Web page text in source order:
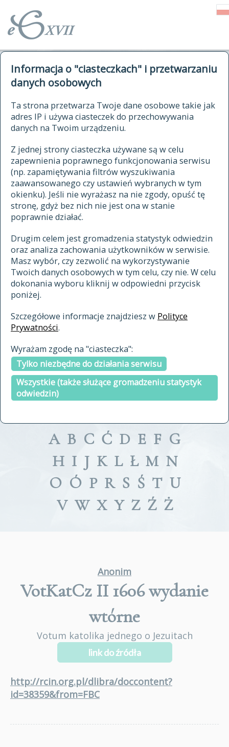
Informacja o "ciasteczkach" i przetwarzaniu
danych osobowych
Ta strona przetwarza Twoje dane osobowe takie jak
adres IP i używa ciasteczek do przechowywania
danych na Twoim urządzeniu.
Z jednej strony ciasteczka używane są w celu
zapewnienia poprawnego funkcjonowania serwisu
(np. zapamiętywania filtrów wyszukiwania
zaawansowanego czy ustawień wybranych w tym
okienku). Jeśli nie wyrażasz na nie zgody, opuść tę
stronę, gdyż bez nich nie jest ona w stanie
poprawnie działać.
Drugim celem jest gromadzenia statystyk odwiedzin
oraz analiza zachowania użytkowników w serwisie.
Masz wybór, czy zezwolić na wykorzystywanie
Twoich danych osobowych w tym celu, czy nie. W celu
dokonania wyboru kliknij w odpowiedni przycisk
poniżej.
Szczegółowe informacje znajdziesz w Polityce
Prywatności.
Wyrażam zgodę na "ciasteczka":
Tylko niezbędne do działania serwisu
Wszystkie (także służące gromadzeniu statystyk
odwiedzin)
autorzy Słownika
historia
publikacje
źródła
autorzy tekstów źródłowych
zasady opracowania
statystyki
najnowsze hasła
ostatnio zmodyfikowane hasła
materiały archiwalne
cytowanie
kontakt
kwerendy
jak cytować Słownik
ELEKTRONICZNY SŁOWNIK
JĘZYKA POLSKIEGO
XVII I XVIII WIEKU
znajdź hasła
zaczynające się od
indeksie
a fronte
a tergo
A B C Ć D E F G
H I J K L Ł M N
O Ó P R S Ś T U
V W X Y Z Ź Ż
Anonim
VotKatCz II 1606wydanie
wtórne
Votum katolika jednego o Jezuitach
link do źródła
http://rcin.org.pl/dlibra/doccontent?
id=38359&from=FBC